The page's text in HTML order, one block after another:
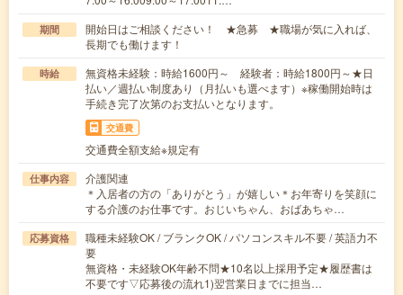
期間
開始日はご相談ください！ ★急募 ★職場が気に入れば、
長期でも働けます！
時給
無資格未経験：時給1600円～ 経験者：時給1800円～★日
払い／週払い制度あり（月払いも選べます）※稼働開始時は
手続き完了次第のお支払いとなります。
交通費
交通費全額支給※規定有
仕事内容
介護関連
＊入居者の方の「ありがとう」が嬉しい＊お年寄りを笑顔に
する介護のお仕事です。おじいちゃん、おばあちゃ…
応募資格
職種未経験OK / ブランクOK / パソコンスキル不要 / 英語力不
要
無資格・未経験OK年齢不問★10名以上採用予定★履歴書は
不要です▽応募後の流れ1)翌営業日までに担当…